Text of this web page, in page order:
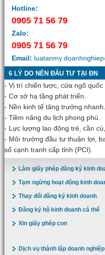
Hotline:
0905 71 56 79
Zalo:
0905 71 56 79
Email:
6 LÝ DO NÊN ĐẦU TƯ TẠI ĐN
- Vị trí chiến lược, cửa ngõ quốc
- Cơ sở hạ tầng phát triển.
- Nền kinh tế tăng trưởng nhanh.
- Tiềm năng du lịch phong phú.
- Lực lượng lao động trẻ, cần
- Môi trường đầu tư thuận lợi,
số cạnh tranh cấp tỉnh (PCI).
Làm giấy phép đăng ký kinh
Tạm ngừng hoạt động kinh
Thay đổi đăng ký kinh doanh
Đăng ký hộ kinh doanh cá thể
Xin giấy phép con
Dịch vụ thành lập doanh